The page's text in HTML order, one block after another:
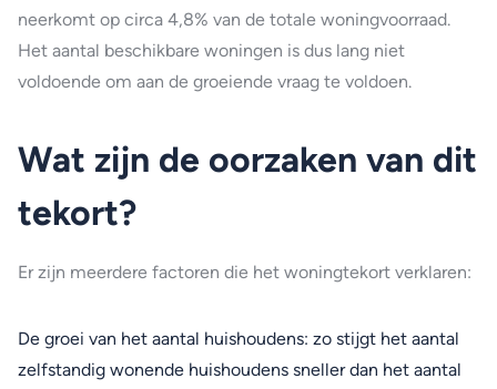
neerkomt op circa 4,8% van de totale woningvoorraad.
Het aantal beschikbare woningen is dus lang niet
voldoende om aan de groeiende vraag te voldoen.
Wat zijn de oorzaken van dit
tekort?
Er zijn meerdere factoren die het woningtekort verklaren:
De groei van het aantal huishoudens: zo stijgt het aantal
zelfstandig wonende huishoudens sneller dan het aantal